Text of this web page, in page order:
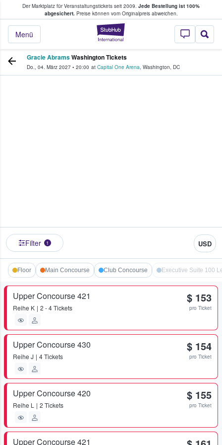
Der Marktplatz für Veranstaltungstickets seit 2009. Jede Bestellung ist 100%
abgesichert.Preise können vom Originalpreis abweichen.
StubHub - Wo
Menü
Tickets kaufen & verkaufen
Gracie AbramsWashington Tickets
Do., 04. März 2027 • 20:00 at Capital One Arena, Washington, DC
Filter 1 USD
Floor Main Concourse Club Concourse Executive Suite 100
Upper Concourse 421
Reihe K 2 - 4 Tickets
$ 153
pro Ticket
Upper Concourse 430
Reihe J 4 Tickets
$ 154
pro Ticket
Upper Concourse 420
Reihe L 2 Tickets
$ 155
pro Ticket
Upper Concourse 421